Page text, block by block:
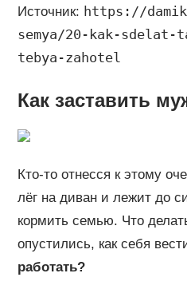
Источник: https://
semya/20-kak-sdelat-
tebya-zahotel
Как заставить
Кто-то отнесся к этому
лёг на диван и лежит до
кормить семью. Что
опустились, как себя
работать?